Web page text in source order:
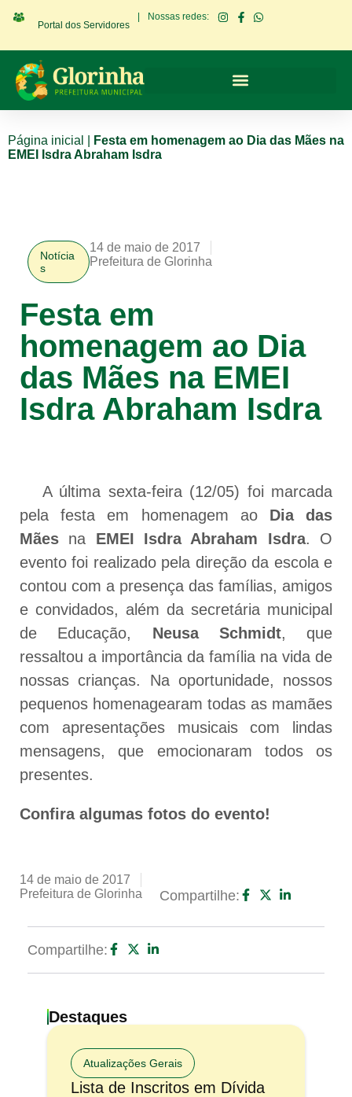
Portal dos Servidores
Nossas redes:
Página inicial
Festa em homenagem ao Dia das Mães na
EMEI Isdra Abraham Isdra
Notícia
s
14 de maio de 2017
Prefeitura de Glorinha
Festa em
homenagem ao Dia
das Mães na EMEI
Isdra Abraham Isdra
A última sexta-feira (12/05) foi marcada
pela festa em homenagem ao Dia das
Mães na EMEI Isdra Abraham Isdra. O
evento foi realizado pela direção da escola e
contou com a presença das famílias, amigos
e convidados, além da secretária municipal
de Educação, Neusa Schmidt, que
ressaltou a importância da família na vida de
nossas crianças. Na oportunidade, nossos
pequenos homenagearam todas as mamães
com apresentações musicais com lindas
mensagens, que emocionaram todos os
presentes.
Confira algumas fotos do evento!
14 de maio de 2017
Prefeitura de Glorinha
Compartilhe:
Compartilhe:
Destaques
Atualizações Gerais
Lista de Inscritos em Dívida